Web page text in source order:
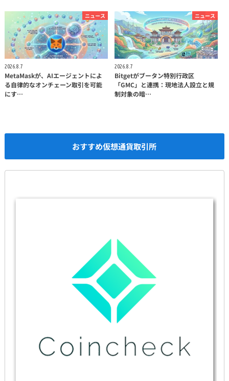
ニュース
2026.8.7
MetaMaskが、AIエージェントによ
る自律的なオンチェーン取引を可能
にす…
ニュース
2026.8.7
Bitgetがブータン特別行政区
「GMC」と連携：現地法人設立と規
制対象の暗…
おすすめ仮想通貨取引所